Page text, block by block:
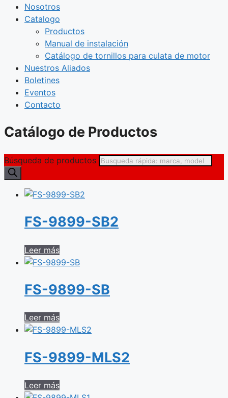
Nosotros
Catalogo
Productos
Manual de instalación
Catálogo de tornillos para culata de motor
Nuestros Aliados
Boletines
Eventos
Contacto
Catálogo de Productos
Búsqueda de productos
FS-9899-SB2
Leer más
FS-9899-SB
Leer más
FS-9899-MLS2
Leer más